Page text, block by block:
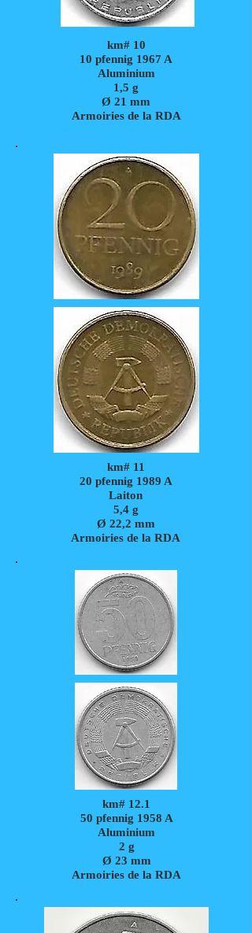
km# 10
10 pfennig 1967 A
Aluminium
1,5 g
Ø 21 mm
Armoiries de la RDA
km# 11
20 pfennig 1989 A
Laiton
5,4 g
Ø 22,2 mm
Armoiries de la RDA
km# 12.1
50 pfennig 1958 A
Aluminium
2 g
Ø 23 mm
Armoiries de la RDA